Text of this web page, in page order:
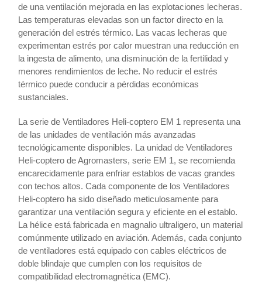
de una ventilación mejorada en las explotaciones lecheras.
Las temperaturas elevadas son un factor directo en la
generación del estrés térmico. Las vacas lecheras que
experimentan estrés por calor muestran una reducción en
la ingesta de alimento, una disminución de la fertilidad y
menores rendimientos de leche. No reducir el estrés
térmico puede conducir a pérdidas económicas
sustanciales.
La serie de Ventiladores Heli-coptero EM 1 representa una
de las unidades de ventilación más avanzadas
tecnológicamente disponibles. La unidad de Ventiladores
Heli-coptero de Agromasters, serie EM 1, se recomienda
encarecidamente para enfriar establos de vacas grandes
con techos altos. Cada componente de los Ventiladores
Heli-coptero ha sido diseñado meticulosamente para
garantizar una ventilación segura y eficiente en el establo.
La hélice está fabricada en magnalio ultraligero, un material
comúnmente utilizado en aviación. Además, cada conjunto
de ventiladores está equipado con cables eléctricos de
doble blindaje que cumplen con los requisitos de
compatibilidad electromagnética (EMC).